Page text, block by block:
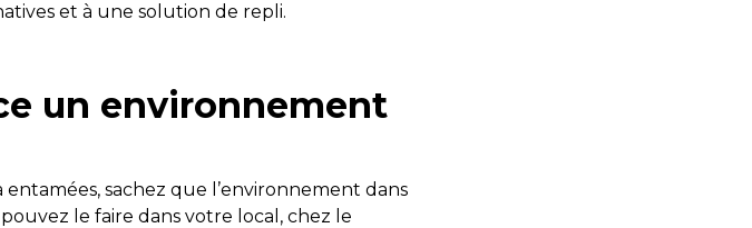
et à une solution de repli.
un environnement
sachez que l’environnement dans
pouvez le faire dans votre local, chez le